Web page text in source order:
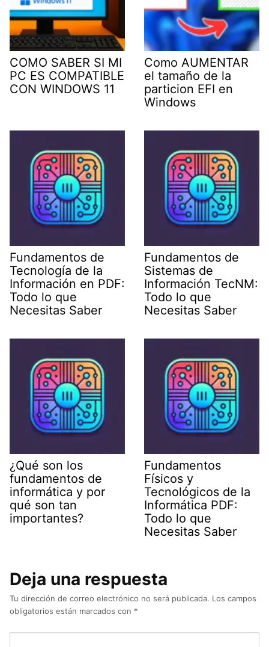
COMO SABER SI MI
PC ES COMPATIBLE
CON WINDOWS 11
Como AUMENTAR
el tamaño de la
particion EFI en
Windows
Fundamentos de
Tecnología de la
Información en PDF:
Todo lo que
Necesitas Saber
Fundamentos de
Sistemas de
Información TecNM:
Todo lo que
Necesitas Saber
¿Qué son los
fundamentos de
informática y por
qué son tan
importantes?
Fundamentos
Físicos y
Tecnológicos de la
Informática PDF:
Todo lo que
Necesitas Saber
Deja una respuesta
Tu dirección de correo electrónico no será publicada. Los campos
obligatorios están marcados con *